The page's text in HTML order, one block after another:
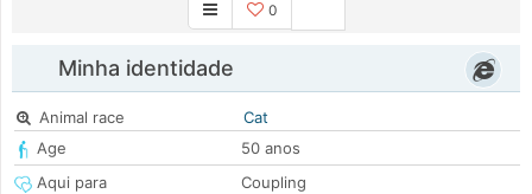
0
Minha identidade
Animal race
Cat
Age
50 anos
Aqui para
Coupling